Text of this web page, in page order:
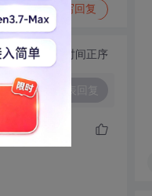
写回复
切换为时间正序